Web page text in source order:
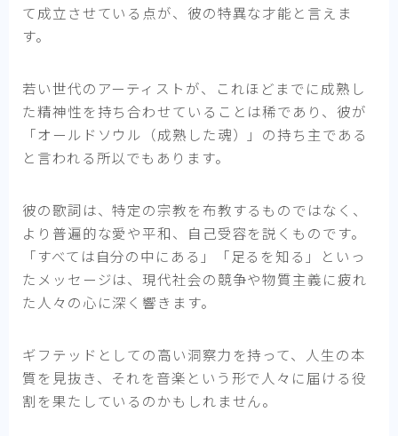
て成立させている点が、彼の特異な才能と言えま
す。
若い世代のアーティストが、これほどまでに成熟し
た精神性を持ち合わせていることは稀であり、彼が
「オールドソウル（成熟した魂）」の持ち主である
と言われる所以でもあります。
彼の歌詞は、特定の宗教を布教するものではなく、
より普遍的な愛や平和、自己受容を説くものです。
「すべては自分の中にある」「足るを知る」といっ
たメッセージは、現代社会の競争や物質主義に疲れ
た人々の心に深く響きます。
ギフテッドとしての高い洞察力を持って、人生の本
質を見抜き、それを音楽という形で人々に届ける役
割を果たしているのかもしれません。